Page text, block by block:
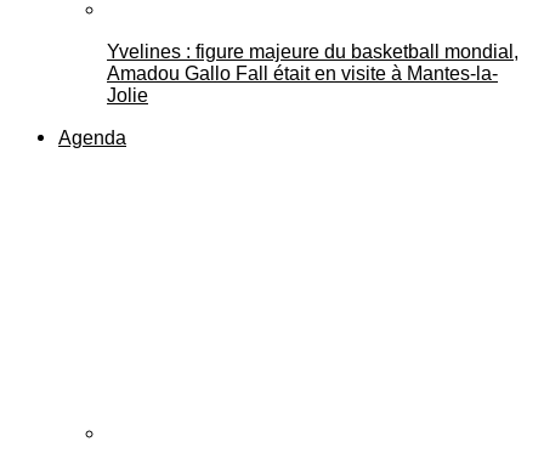
Yvelines : figure majeure du basketball mondial,
Amadou Gallo Fall était en visite à Mantes-la-
Jolie
Agenda